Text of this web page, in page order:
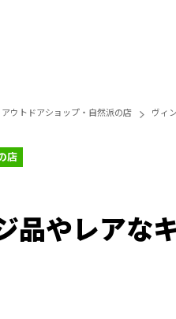
アウトドアショップ・自然派の店 ヴィ
店
品やレアな